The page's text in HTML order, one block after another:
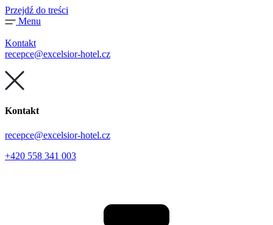
Przejdź do treści
Menu
Kontakt
recepce@excelsior-hotel.cz
Kontakt
recepce@excelsior-hotel.cz
+420 558 341 003